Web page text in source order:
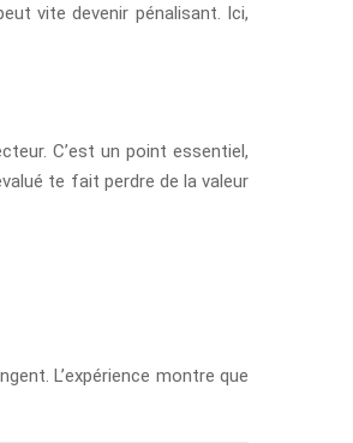
vite devenir pénalisant. Ici,
C’est un point essentiel,
te fait perdre de la valeur
L’expérience montre que